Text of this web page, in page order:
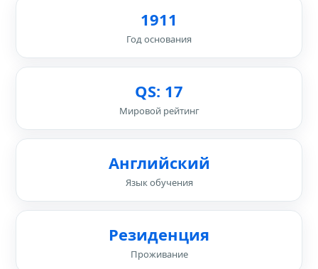
1911
Год основания
QS: 17
Мировой рейтинг
Английский
Язык обучения
Резиденция
Проживание